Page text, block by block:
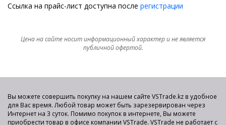
Ссылка на прайс-лист доступна после регистрации
Цена на сайте носит информационный характер и не является
публичной офертой.
Вы можете совершить покупку на нашем сайте VSTrade.kz в удобное
для Вас время. Любой товар может быть зарезервирован через
Интернет на 3 суток. Помимо покупок в интернете, Вы можете
приобрести товар в офисе компании VSTrade. VSTrade не работает с